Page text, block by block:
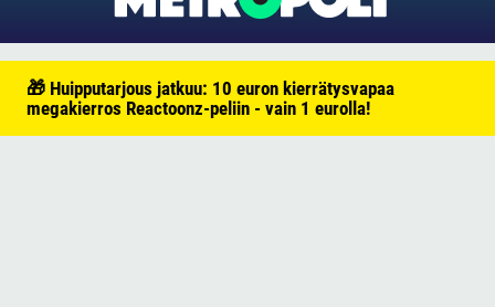
🎁 Huipputarjous jatkuu: 10 euron kierrätysvapaa
megakierros Reactoonz-peliin - vain 1 eurolla!